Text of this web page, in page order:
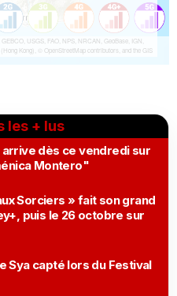
les + lus
dès ce vendredi sur
Montero"
Sorciers » fait son grand
puis le 26 octobre sur
Sya capté lors du Festival